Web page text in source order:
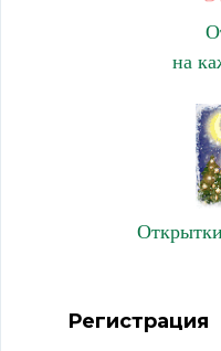
на
Регистрация